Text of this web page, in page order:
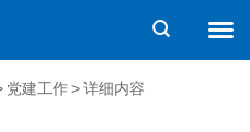
党建工作 > 详细内容